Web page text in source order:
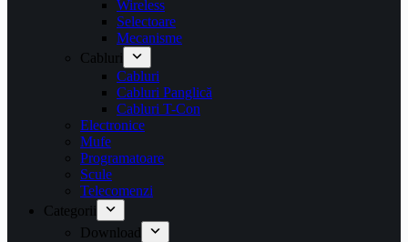
Wireless
Selectoare
Mecanisme
Cabluri
Cabluri
Cabluri Panglică
Cabluri T-Con
Electronice
Mufe
Programatoare
Scule
Telecomenzi
Categorii
Download